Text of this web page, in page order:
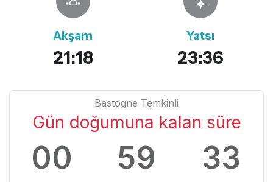
Akşam
21:18
Yatsı
23:36
Bastogne Temkinli
Gün doğumuna kalan süre
00 59 32